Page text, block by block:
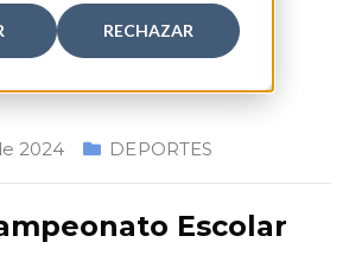
RECHAZAR
11
2024 DEPORTES
Escolar